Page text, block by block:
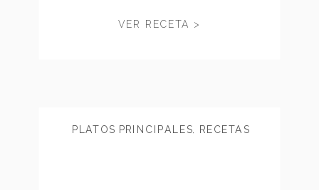
VER RECETA >
PLATOS PRINCIPALES,
RECETAS